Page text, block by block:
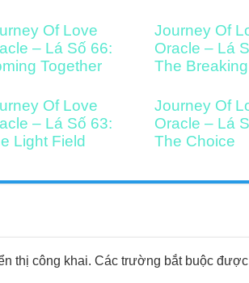
Of Love
– Lá Số 66:
Together
Journey Of
Oracle – Lá
The Breaking
Of Love
– Lá Số 63:
Light Field
Journey Of
Oracle – Lá
The Choice
thị công khai. Các trường bắt buộc